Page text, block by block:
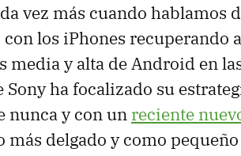
vez más cuando hablamos
los iPhones recuperando
media y alta de Android en
ha focalizado su
nunca y con un reciente
más delgado y como